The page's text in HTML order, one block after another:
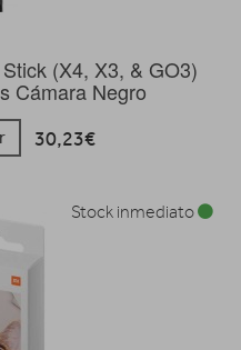
(X4, X3, & GO3)
Cámara Negro
30,23€
Stock inmediato